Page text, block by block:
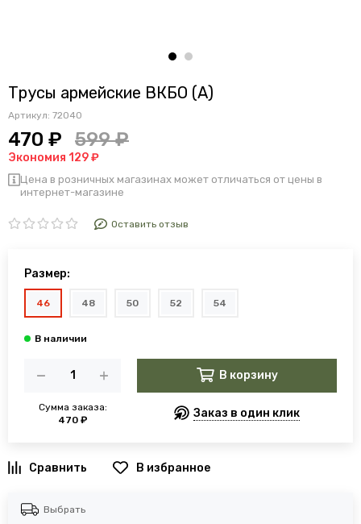
Трусы армейские ВКБО (А)
Артикул: 72040
470 ₽ 599 ₽
Экономия 129 ₽
Цена в розничных магазинах может отличаться от цены в
интернет-магазине
Оставить отзыв
Размер:
46 48 50 52 54
Сумма заказа:
470 ₽
В корзину
Заказ в один клик
В избранное
Выбрать